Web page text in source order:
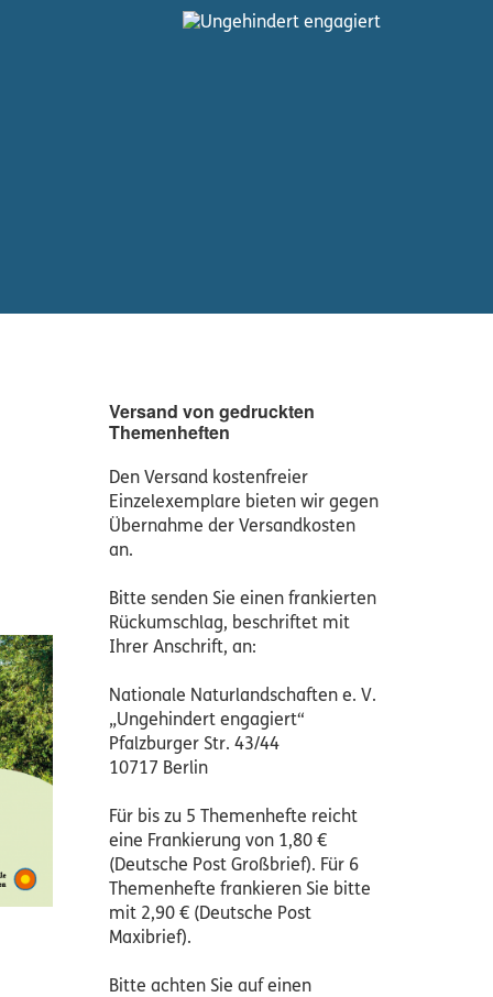
Versand von gedruckten
Themenheften
Den Versand kostenfreier
Einzelexemplare bieten wir gegen
Übernahme der Versandkosten
an.
Bitte senden Sie einen frankierten
Rückumschlag, beschriftet mit
Ihrer Anschrift, an:
Nationale Naturlandschaften e. V.
„Ungehindert engagiert“
Pfalzburger Str. 43/44
10717 Berlin
Für bis zu 5 Themenhefte reicht
eine Frankierung von 1,80 €
(Deutsche Post Großbrief). Für 6
Themenhefte frankieren Sie bitte
mit 2,90 € (Deutsche Post
Maxibrief).
Bitte achten Sie auf einen